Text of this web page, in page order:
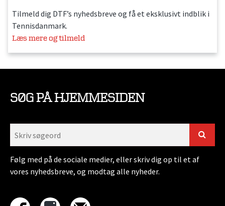
Tilmeld dig DTF’s nyhedsbreve og få et eksklusivt indblik i
Tennisdanmark.
Læs mere og tilmeld
SØG PÅ HJEMMESIDEN
Følg med på de sociale medier, eller skriv dig op til et af
vores nyhedsbreve, og modtag alle nyheder.